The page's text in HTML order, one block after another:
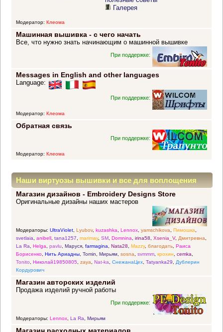
Галерея
Модератор: Клеома
Машинная вышивка - с чего начать
Все, что нужно знать начинающим о машинной вышивке
При поддержке:
Messages in English and other languages
Language:
При поддержке:
Модератор: Клеома
Обратная связь
При поддержке:
Модератор: Клеома
Наши виртуозы вышивки и все для воплощения
прекрасных идей
Магазин дизайнов - Embroidery Designs Store
Оригинальные дизайны наших мастеров
Модераторы: UltraViolet, Lyubov, kuzashka, Lennox, yamschikova, Пимошка,
svetlaia, anibell, tana1257, marimay, SM, Domnina, irina58, Xsenia_V, Дмитревна,
La Ra, Helga, pavlu, Маруся, farmagina, Nata28, Mazzy, благодать, Раиса
Борисенко, Нить Ариадны, Tomin, Мирьям, sosna, svmmm, крохин, cemka,
Tonito, Николай19850805, zaya, Nat-ka, СнежанаЦех, Tatyanka29, Дублерин
Кордурович
Магазин авторских изделий
Продажа изделий ручной работы
При поддержке:
Модераторы: Lennox, La Ra, Мирьям